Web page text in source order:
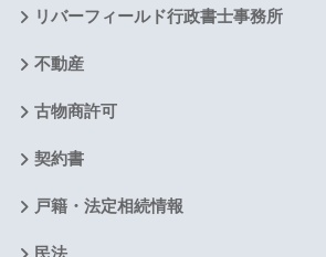
リバーフィールド行政書士事務所
不動産
古物商許可
契約書
戸籍・法定相続情報